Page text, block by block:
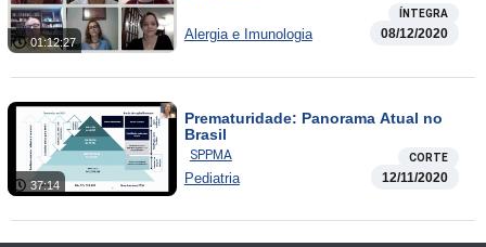
01:12:27
ÍNTEGRA
Alergia e Imunologia 08/12/2020
37:14
Prematuridade: Panorama Atual no
Brasil
SPPMA CORTE
Pediatria 12/11/2020